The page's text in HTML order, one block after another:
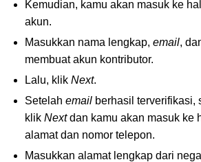
Kemudian, kamu akan masuk ke
akun.
Masukkan nama lengkap, email,
membuat akun kontributor.
Lalu, klik Next.
Setelah email berhasil terverifikasi,
klik Nextdan kamu akan masuk ke
alamat dan nomor telepon.
Masukkan alamat lengkap dari